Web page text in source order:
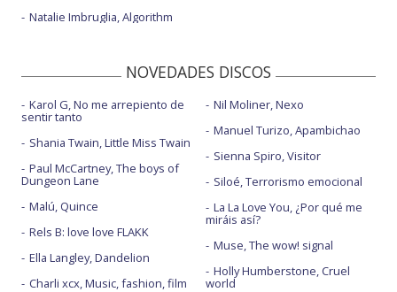
Natalie Imbruglia, Algorithm
NOVEDADES DISCOS
Karol G, No me arrepiento de
sentir tanto
Shania Twain, Little Miss Twain
Paul McCartney, The boys of
Dungeon Lane
Malú, Quince
Rels B: love love FLAKK
Ella Langley, Dandelion
Charli xcx, Music, fashion, film
Nil Moliner, Nexo
Manuel Turizo, Apambichao
Sienna Spiro, Visitor
Siloé, Terrorismo emocional
La La Love You, ¿Por qué me
miráis así?
Muse, The wow! signal
Holly Humberstone, Cruel
world